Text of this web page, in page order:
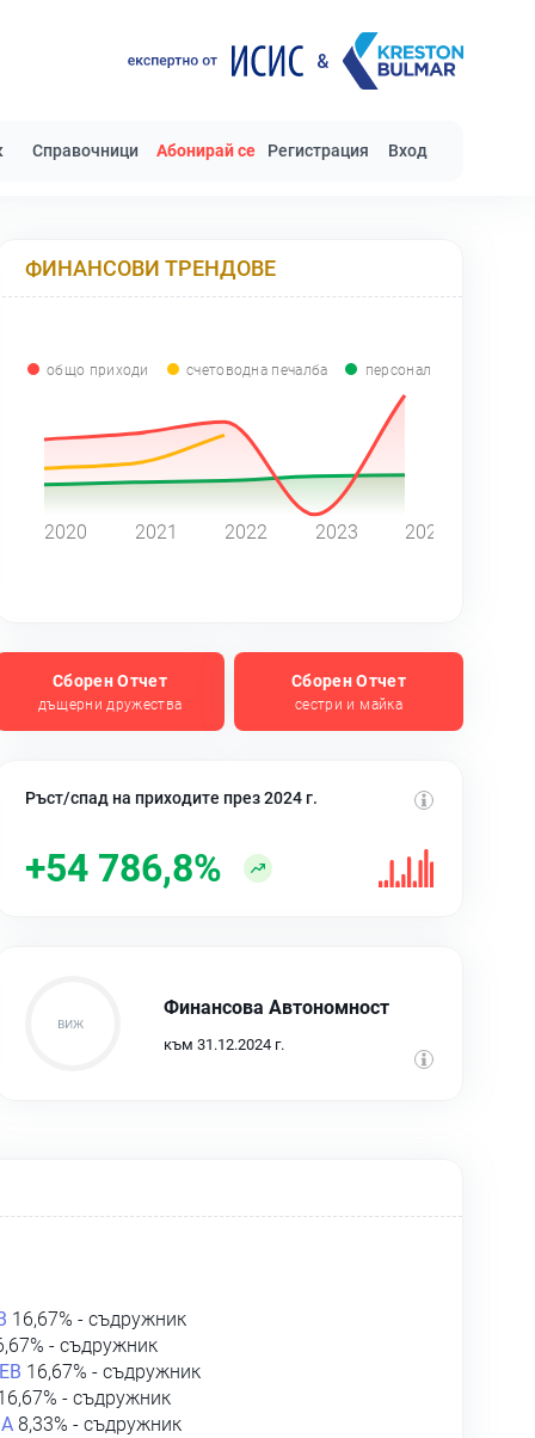
Справочници Абонирай се Регистрация Вход
ФИНАНСОВИ ТРЕНДОВЕ
общо приходи счетоводна печалба персонал
2020 2021 2022 2023 2024
Сборен Отчет
дъщерни дружества
Сборен Отчет
сестри и майка
Ръст/спад на приходите през 2024 г.
+54 786,8%
Финансова Автономност
към 31.12.2024 г.
16,67% - съдружник
- съдружник
16,67% - съдружник
- съдружник
8,33% - съдружник